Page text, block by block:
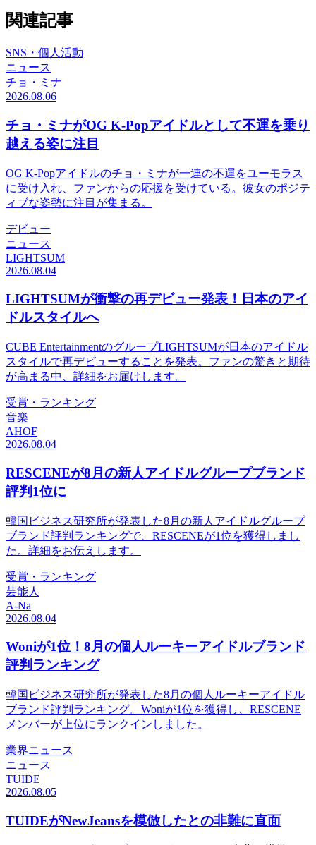
関連記事
SNS・個人活動
ニュース
チョ・ミナ
2026.08.06
チョ・ミナがOG K-Popアイドルとして不運を乗り
越える姿に注目
OG K-Popアイドルのチョ・ミナが一連の不運をユーモラス
に受け入れ、ファンからの応援を受けている。彼女のポジテ
ィブな姿勢に注目が集まる。
デビュー
ニュース
LIGHTSUM
2026.08.04
LIGHTSUMが衝撃の再デビュー発表！日本のアイ
ドルスタイルへ
CUBE EntertainmentのグループLIGHTSUMが日本のアイドル
スタイルで再デビューすることを発表。ファンの驚きと期待
が高まる中、詳細をお届けします。
受賞・ランキング
音楽
AHOF
2026.08.04
RESCENEが8月の新人アイドルグループブランド
評判1位に
韓国ビジネス研究所が発表した8月の新人アイドルグループ
ブランド評判ランキングで、RESCENEが1位を獲得しまし
た。詳細をお伝えします。
受賞・ランキング
芸能人
A-Na
2026.08.04
Woniが1位！8月の個人ルーキーアイドルブランド
評判ランキング
韓国ビジネス研究所が発表した8月の個人ルーキーアイドル
ブランド評判ランキング。Woniが1位を獲得し、RESCENE
メンバーが上位にランクインしました。
業界ニュース
ニュース
TUIDE
2026.08.05
TUIDEがNewJeansを模倣したとの非難に直面